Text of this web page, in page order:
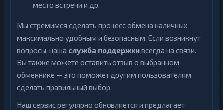
место встречи и др.
Мы стремимся сделать процесс обмена наличных
максимально удобным и безопасным. Если возникнут
вопросы, наша служба поддержкивсегда на связи.
Вы также можете оставить отзыв о выбранном
обменнике — это поможет другим пользователям
сделать правильный выбор.
Наш сервис регулярно обновляется и предлагает